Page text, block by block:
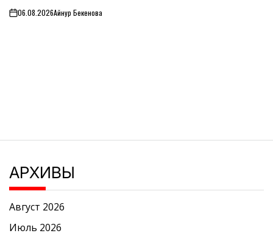
on06.08.2026Айнур Бекенова
АРХИВЫ
Август 2026
Июль 2026